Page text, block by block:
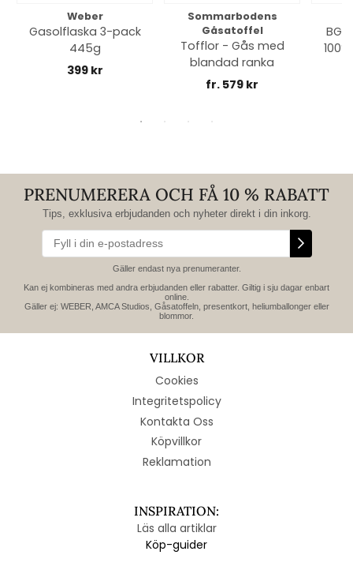
Weber
Gasolflaska 3-pack
445g
399 kr
Sommarbodens
Gåsatoffel
Tofflor - Gås med
blandad ranka
fr. 579 kr
PRENUMERERA OCH FÅ 10 % RABATT
Tips, exklusiva erbjudanden och nyheter direkt i din inkorg.
Gäller endast nya prenumeranter.
Kan ej kombineras med andra erbjudanden eller rabatter. Giltig i sju dagar enbart
online.
Gäller ej: WEBER, AMCA Studios, Gåsatoffeln, presentkort, heliumballonger eller
blommor.
VILLKOR
Cookies
Integritetspolicy
Kontakta Oss
Köpvillkor
Reklamation
INSPIRATION:
Läs alla artiklar
Köp-guider